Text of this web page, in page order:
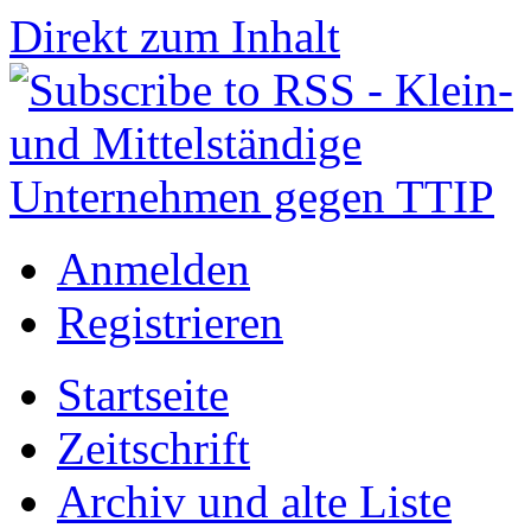
Direkt zum Inhalt
Anmelden
Registrieren
Startseite
Zeitschrift
Archiv und alte Liste